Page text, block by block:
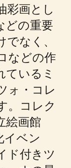
彩画とし
どの重要
なく、
などの作
ているミ
ォ・コレ
。コレク
絵画館
イベン
ド付きツ